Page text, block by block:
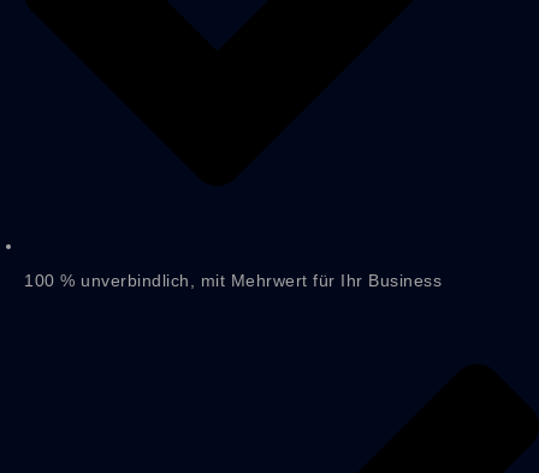
100 % unverbindlich, mit Mehrwert für Ihr Business